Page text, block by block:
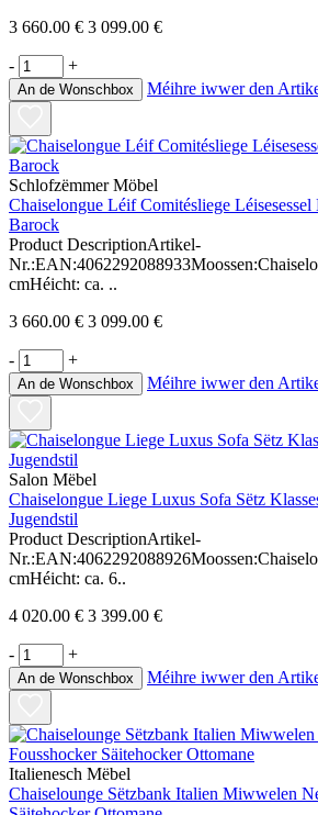
3 660.00 € 3 099.00 €
- +
An de Wonschbox Méihre iwwer den
Schlofzëmmer Möbel
Chaiselongue Léif Comitésliege
Barock
Product DescriptionArtikel-
cmHéicht: ca. ..
3 660.00 € 3 099.00 €
- +
An de Wonschbox Méihre iwwer den
Salon Mëbel
Chaiselongue Liege Luxus Sofa Sëtz
Jugendstil
Product DescriptionArtikel-
cmHéicht: ca. 6..
4 020.00 € 3 399.00 €
- +
An de Wonschbox Méihre iwwer den
Italienesch Mëbel
Chaiselounge Sëtzbank Italien Miwwelen